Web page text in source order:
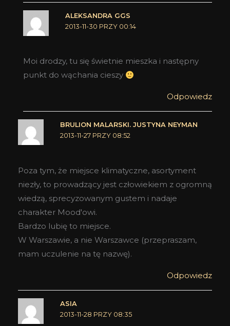
ALEKSANDRA GGS
2013-11-30 PRZY 00:14
Moi drodzy, tu się świetnie mieszka i następny
punkt do wąchania cieszy
Odpowiedz
BRULION MALARSKI. JUSTYNA NEYMAN
2013-11-27 PRZY 08:52
Poza tym, że miejsce klimatyczne, asortyment
niezły, to prowadzący jest człowiekiem z ogromną
wiedzą, sprecyzowanym gustem i nadaje
charakter Mood'owi.
Bardzo lubię to miejsce.
W Warszawie, a nie Warszawce (przepraszam,
mam uczulenie na tę nazwę).
Odpowiedz
ASIA
2013-11-28 PRZY 08:35